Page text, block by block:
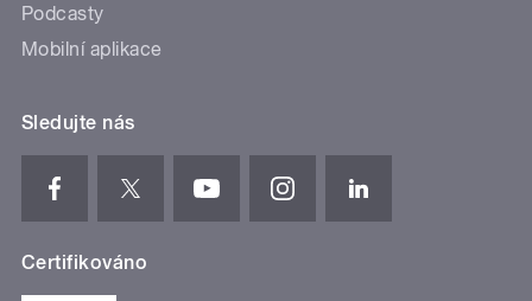
Podcasty
Mobilní aplikace
Sledujte nás
Certifikováno